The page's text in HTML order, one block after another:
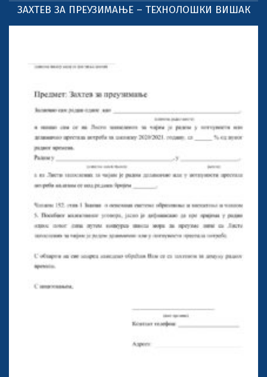
ЗАХТЕВ ЗА ПРЕУЗИМАЊЕ – ТЕХНОЛОШКИ ВИШАК